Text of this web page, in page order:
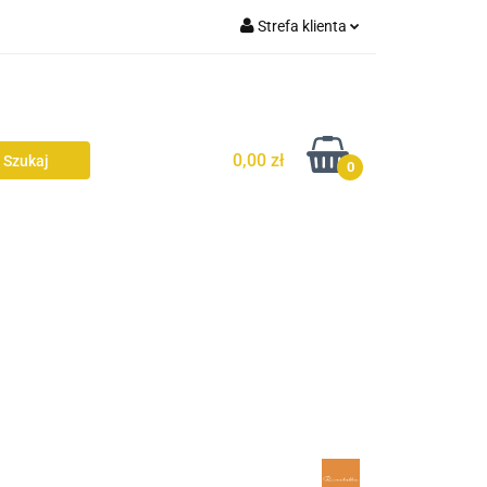
Strefa klienta
Dodaj zgłoszenie
Zgody cookies
0,00 zł 0